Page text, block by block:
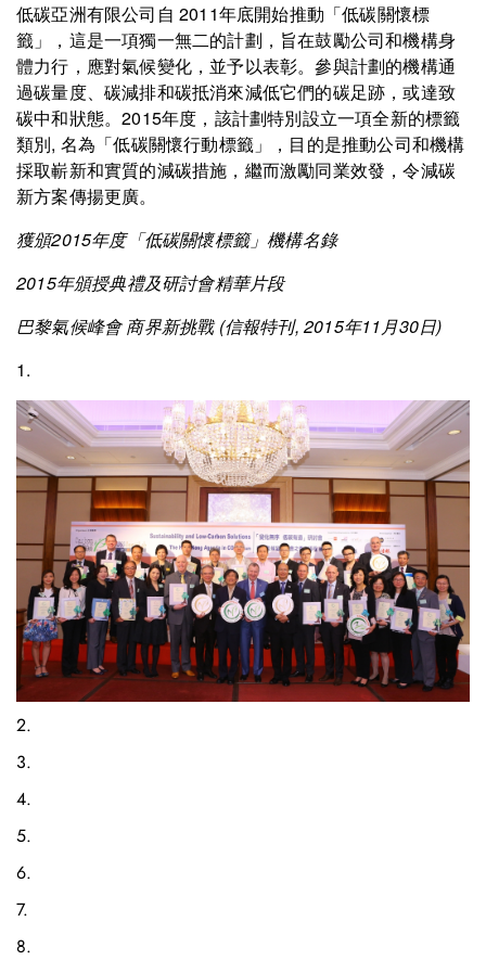
低碳亞洲有限公司自 2011年底開始推動「低碳關懷標
籤」，這是一項獨一無二的計劃，旨在鼓勵公司和機構身
體力行，應對氣候變化，並予以表彰。參與計劃的機構通
過碳量度、碳減排和碳抵消來減低它們的碳足跡，或達致
碳中和狀態。2015年度，該計劃特別設立一項全新的標籤
類別, 名為「低碳關懷行動標籤」，目的是推動公司和機構
採取嶄新和實質的減碳措施，繼而激勵同業效發，令減碳
新方案傳揚更廣。
獲頒2015年度「低碳關懷標籤」機構名錄
2015年頒授典禮及研討會精華片段
巴黎氣候峰會 商界新挑戰 (信報特刊, 2015年11月30日)
1.
2.
3.
4.
5.
6.
7.
8.